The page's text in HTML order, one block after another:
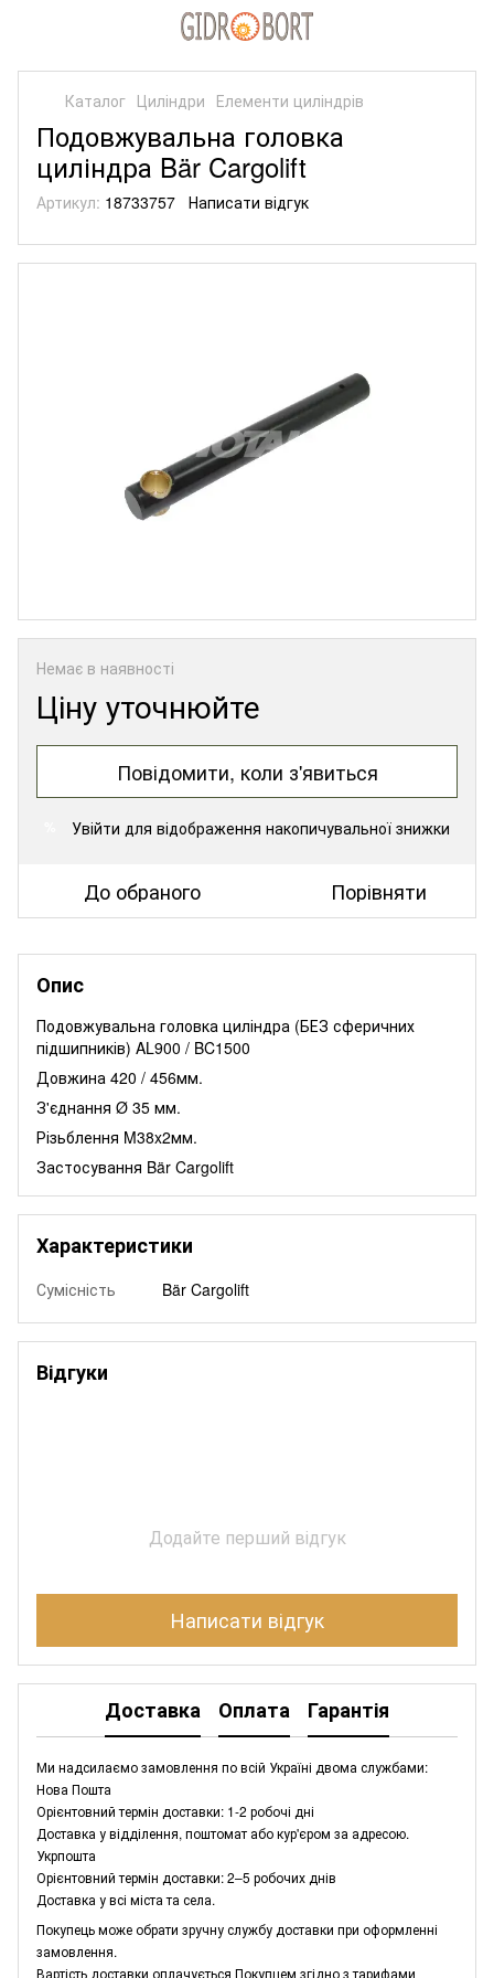
Каталог Циліндри Елементи циліндрів
Подовжувальна головка
циліндра Bär Cargolift
Артикул: 18733757 Написати відгук
Немає в наявності
Ціну уточнюйте
Повідомити, коли з'явиться
Увійти для відображення накопичувальної знижки
До обраного Порівняти
Опис
Подовжувальна головка циліндра (БЕЗ сферичних
підшипників) AL900 / BC1500
Довжина 420 / 456мм.
З'єднання Ø 35 мм.
Різьблення M38x2мм.
Застосування Bär Cargolift
Характеристики
Сумісність Bär Cargolift
Відгуки
Додайте перший відгук
Написати відгук
Доставка Оплата Гарантія
Ми надсилаємо замовлення по всій Україні двома службами:
Нова Пошта
Орієнтовний термін доставки: 1-2 робочі дні
Доставка у відділення, поштомат або кур'єром за адресою.
Укрпошта
Орієнтовний термін доставки: 2–5 робочих днів
Доставка у всі міста та села.
Покупець може обрати зручну службу доставки при оформленні
замовлення.
Вартість доставки оплачується Покупцем згідно з тарифами